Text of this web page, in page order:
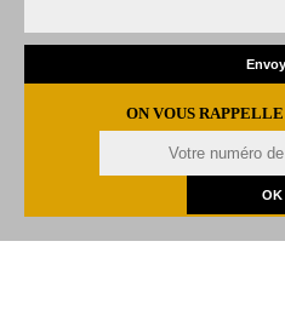
ON VOUS